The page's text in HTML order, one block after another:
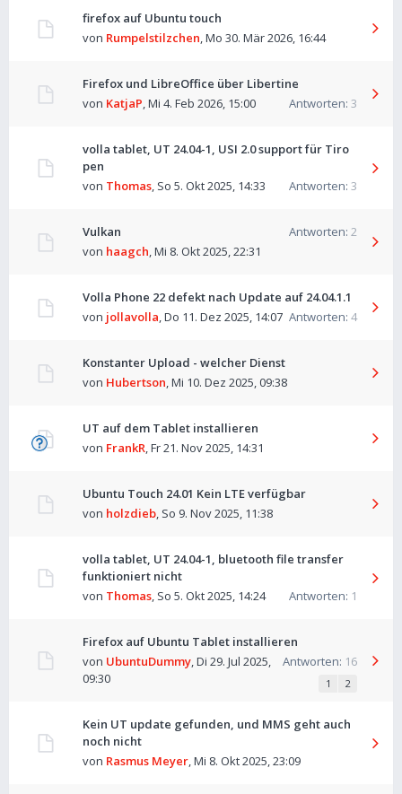
firefox auf Ubuntu touch
von Rumpelstilzchen,Mo 30. Mär 2026, 16:44
Firefox und LibreOffice über Libertine
Antworten: 3
von KatjaP,Mi 4. Feb 2026, 15:00
volla tablet, UT 24.04-1, USI 2.0 support für Tiro
pen
Antworten: 3
von Thomas, So 5. Okt 2025, 14:33
Vulkan Antworten: 2
von haagch,Mi 8. Okt 2025, 22:31
Volla Phone 22 defekt nach Update auf 24.04.1.1
Antworten: 4
von jollavolla,Do 11. Dez 2025, 14:07
Konstanter Upload - welcher Dienst
von Hubertson,Mi 10. Dez 2025, 09:38
UT auf dem Tablet installieren
von FrankR,Fr 21. Nov 2025, 14:31
Ubuntu Touch 24.01 Kein LTE verfügbar
von holzdieb, So 9. Nov 2025, 11:38
volla tablet, UT 24.04-1, bluetooth file transfer
funktioniert nicht
Antworten: 1
von Thomas, So 5. Okt 2025, 14:24
Firefox auf Ubuntu Tablet installieren
Antworten: 16
von UbuntuDummy,Di 29. Jul 2025,
09:30
1 2
Kein UT update gefunden, und MMS geht auch
noch nicht
von Rasmus Meyer,Mi 8. Okt 2025, 23:09